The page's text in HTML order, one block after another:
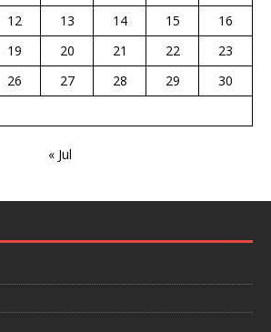
12 13 14 15
16
19 20 21 22
23
26 27 28 29
30
« Jul